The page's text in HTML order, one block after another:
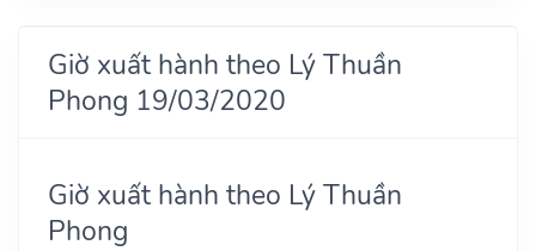
Giờ xuất hành theo Lý Thuần
Phong 19/03/2020
Giờ xuất hành theo Lý Thuần
Phong